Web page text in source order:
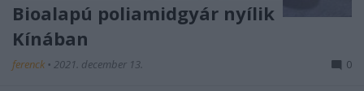
Bioalapú poliamidgyár nyílik
Kínában
ferenck • 2021. december 13. 0